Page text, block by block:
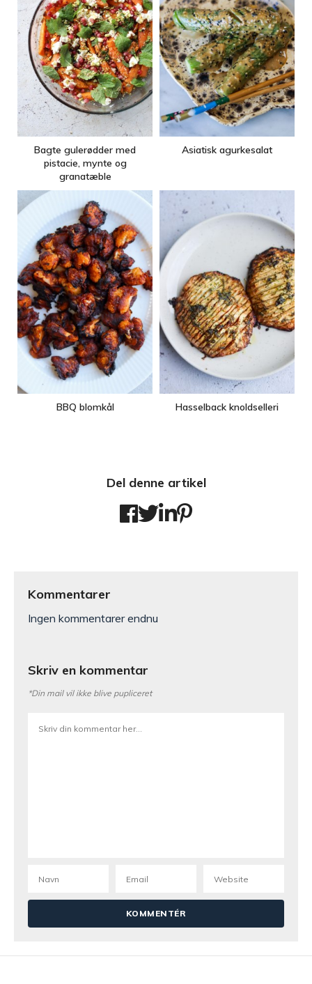
Bagte gulerødder med
pistacie, mynte og
granatæble
Asiatisk agurkesalat
BBQ blomkål Hasselback knoldselleri
Del denne artikel
Kommentarer
Ingen kommentarer endnu
Skriv en kommentar
*Din mail vil ikke blive pupliceret